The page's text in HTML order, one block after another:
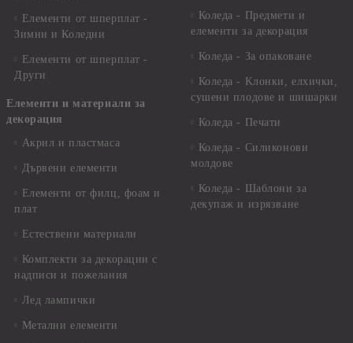
Елементи от шперплат -
Зимни и Коледни
Елементи от шперплат -
Други
Елементи и материали за
декорация
Акрил и пластмаса
Дървени елементи
Елементи от филц, фоам и
плат
Естествени материали
Комплекти за декорации с
надписи и пожелания
Лед лампички
Метални елементи
Коледа - Предмети и
елементи за декорация
Коледа - За опаковане
Коледа - Kлонки, елхички,
сушени плодове и шишарки
Коледа - Печати
Коледа - Силиконови
молдове
Коледа - Шаблони за
декупаж и изрязване